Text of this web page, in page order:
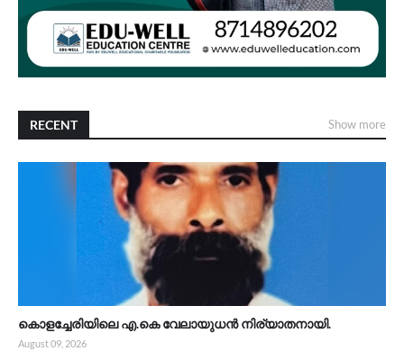
RECENT Show more
കൊളച്ചേരിയിലെ എ.കെ വേലായുധൻ നിര്യാതനായി.
August 09, 2026